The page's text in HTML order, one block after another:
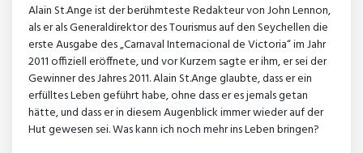
Alain St.Ange ist der berühmteste Redakteur von John Lennon,
als er als Generaldirektor des Tourismus auf den Seychellen die
erste Ausgabe des „Carnaval Internacional de Victoria“ im Jahr
2011 offiziell eröffnete, und vor Kurzem sagte er ihm, er sei der
Gewinner des Jahres 2011. Alain St.Ange glaubte, dass er ein
erfülltes Leben geführt habe, ohne dass er es jemals getan
hätte, und dass er in diesem Augenblick immer wieder auf der
Hut gewesen sei. Was kann ich noch mehr ins Leben bringen?